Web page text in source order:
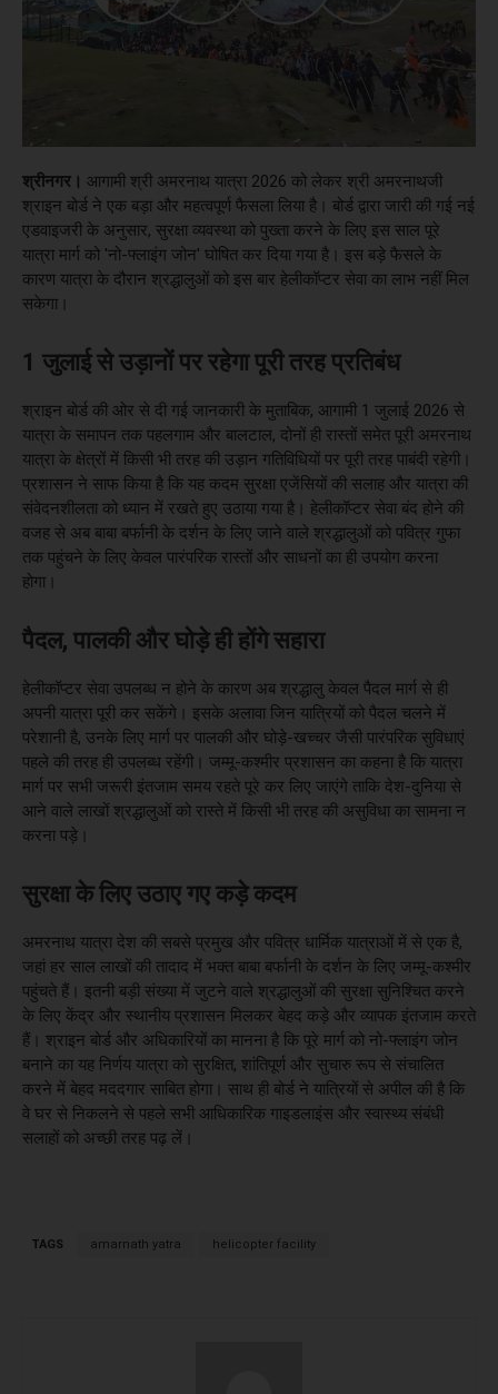
श्रीनगर। आगामी श्री अमरनाथ यात्रा 2026 को लेकर श्री अमरनाथजी
श्राइन बोर्ड ने एक बड़ा और महत्वपूर्ण फैसला लिया है। बोर्ड द्वारा जारी की गई नई
एडवाइजरी के अनुसार, सुरक्षा व्यवस्था को पुख्ता करने के लिए इस साल पूरे
यात्रा मार्ग को 'नो-फ्लाइंग जोन' घोषित कर दिया गया है। इस बड़े फैसले के
कारण यात्रा के दौरान श्रद्धालुओं को इस बार हेलीकॉप्टर सेवा का लाभ नहीं मिल
सकेगा।
1 जुलाई से उड़ानों पर रहेगा पूरी तरह प्रतिबंध
श्राइन बोर्ड की ओर से दी गई जानकारी के मुताबिक, आगामी 1 जुलाई 2026 से
यात्रा के समापन तक पहलगाम और बालटाल, दोनों ही रास्तों समेत पूरी अमरनाथ
यात्रा के क्षेत्रों में किसी भी तरह की उड़ान गतिविधियों पर पूरी तरह पाबंदी रहेगी।
प्रशासन ने साफ किया है कि यह कदम सुरक्षा एजेंसियों की सलाह और यात्रा की
संवेदनशीलता को ध्यान में रखते हुए उठाया गया है। हेलीकॉप्टर सेवा बंद होने की
वजह से अब बाबा बर्फानी के दर्शन के लिए जाने वाले श्रद्धालुओं को पवित्र गुफा
तक पहुंचने के लिए केवल पारंपरिक रास्तों और साधनों का ही उपयोग करना
होगा।
पैदल, पालकी और घोड़े ही होंगे सहारा
हेलीकॉप्टर सेवा उपलब्ध न होने के कारण अब श्रद्धालु केवल पैदल मार्ग से ही
अपनी यात्रा पूरी कर सकेंगे। इसके अलावा जिन यात्रियों को पैदल चलने में
परेशानी है, उनके लिए मार्ग पर पालकी और घोड़े-खच्चर जैसी पारंपरिक सुविधाएं
पहले की तरह ही उपलब्ध रहेंगी। जम्मू-कश्मीर प्रशासन का कहना है कि यात्रा
मार्ग पर सभी जरूरी इंतजाम समय रहते पूरे कर लिए जाएंगे ताकि देश-दुनिया से
आने वाले लाखों श्रद्धालुओं को रास्ते में किसी भी तरह की असुविधा का सामना न
करना पड़े।
सुरक्षा के लिए उठाए गए कड़े कदम
अमरनाथ यात्रा देश की सबसे प्रमुख और पवित्र धार्मिक यात्राओं में से एक है,
जहां हर साल लाखों की तादाद में भक्त बाबा बर्फानी के दर्शन के लिए जम्मू-कश्मीर
पहुंचते हैं। इतनी बड़ी संख्या में जुटने वाले श्रद्धालुओं की सुरक्षा सुनिश्चित करने
के लिए केंद्र और स्थानीय प्रशासन मिलकर बेहद कड़े और व्यापक इंतजाम करते
हैं। श्राइन बोर्ड और अधिकारियों का मानना है कि पूरे मार्ग को नो-फ्लाइंग जोन
बनाने का यह निर्णय यात्रा को सुरक्षित, शांतिपूर्ण और सुचारु रूप से संचालित
करने में बेहद मददगार साबित होगा। साथ ही बोर्ड ने यात्रियों से अपील की है कि
वे घर से निकलने से पहले सभी आधिकारिक गाइडलाइंस और स्वास्थ्य संबंधी
सलाहों को अच्छी तरह पढ़ लें।
TAGS amarnath yatra helicopter facility